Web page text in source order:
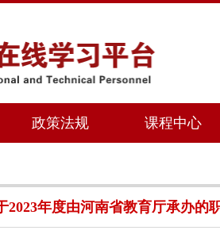
政策法规 课程中心
年度由河南省教育厅承办的